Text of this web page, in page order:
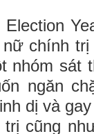
chính
nhóm sát
ngăn
dị và
cũng